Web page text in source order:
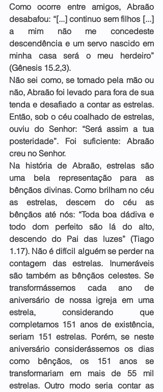
Como ocorre entre amigos, Abraão
desabafou: “[...] continuo sem filhos [...]
a mim não me concedeste
descendência e um servo nascido em
minha casa será o meu herdeiro”
(Gênesis 15.2,3).
Não sei como, se tomado pela mão ou
não, Abraão foi levado para fora de sua
tenda e desafiado a contar as estrelas.
Então, sob o céu coalhado de estrelas,
ouviu do Senhor: “Será assim a tua
posteridade”. Foi suficiente: Abraão
creu no Senhor.
Na história de Abraão, estrelas são
uma bela representação para as
bênçãos divinas. Como brilham no céu
as estrelas, descem do céu as
bênçãos até nós: “Toda boa dádiva e
todo dom perfeito são lá do alto,
descendo do Pai das luzes” (Tiago
1.17). Não é difícil alguém se perder na
contagem das estrelas. Inumeráveis
são também as bênçãos celestes. Se
transformássemos cada ano de
aniversário de nossa igreja em uma
estrela, considerando que
completamos 151 anos de existência,
seriam 151 estrelas. Porém, se neste
aniversário considerássemos os dias
como bênçãos, os 151 anos se
transformariam em mais de 55 mil
estrelas. Outro modo seria contar as